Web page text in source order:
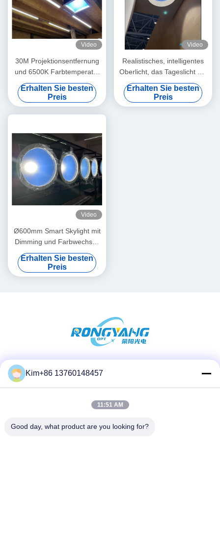
Video
30M Projektionsentfernung
und 6500K Farbtemperatur
Kunstlichtpanel für
Innenbeleuchtung
Erhalten Sie besten
Preis
Video
Realistisches, intelligentes
Oberlicht, das Tageslicht mit
Rayleigh-Streuung
nachahmt, mit App und
Sprachsteuerung, 100VAC-
Erhalten Sie besten
Preis
Video
Ø600mm Smart Skylight mit
Dimming und Farbwechsel,
Sprachsteuerung, Zigbee
und CE-Zertifizierung,
CRI>95
Erhalten Sie besten
Preis
Soziale Medien
Kim+86 13760148457
11:51 AM
Good day, what product are you looking for?